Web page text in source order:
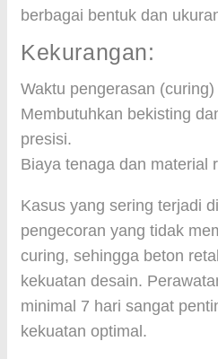
berbagai bentuk dan
Kekurangan:
Waktu pengerasan
Membutuhkan bekisting
presisi.
Biaya tenaga dan material
Kasus yang sering terjadi
pengecoran yang tidak
curing, sehingga beton
kekuatan desain.
minimal 7 hari sangat
kekuatan optimal.